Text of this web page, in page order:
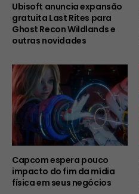
Ubisoft anuncia expansão
gratuita Last Rites para
Ghost Recon Wildlands e
outras novidades
Capcom espera pouco
impacto do fim da mídia
física em seus negócios